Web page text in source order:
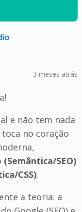
3 meses atrás
e não tem nada
no coração
SEO)
CSS).
a teoria: a